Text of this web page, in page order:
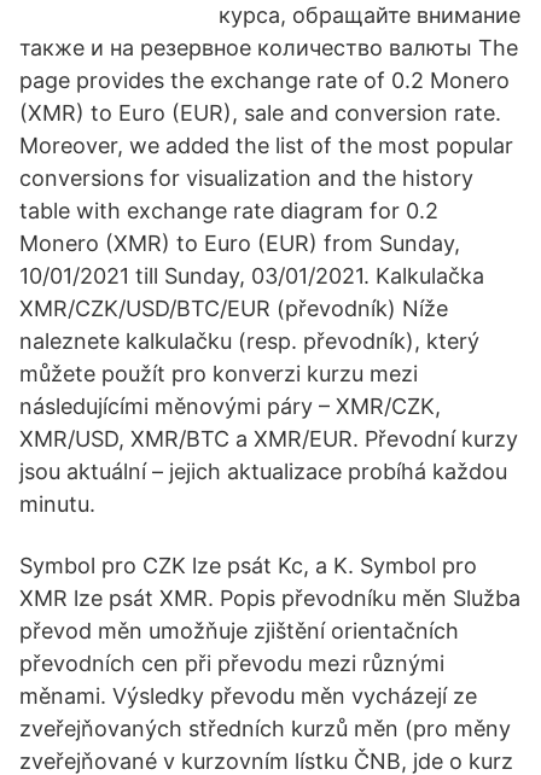
курса, обращайте внимание
также и на резервное количество валюты The
page provides the exchange rate of 0.2 Monero
(XMR) to Euro (EUR), sale and conversion rate.
Moreover, we added the list of the most popular
conversions for visualization and the history
table with exchange rate diagram for 0.2
Monero (XMR) to Euro (EUR) from Sunday,
10/01/2021 till Sunday, 03/01/2021. Kalkulačka
XMR/CZK/USD/BTC/EUR (převodník) Níže
naleznete kalkulačku (resp. převodník), který
můžete použít pro konverzi kurzu mezi
následujícími měnovými páry – XMR/CZK,
XMR/USD, XMR/BTC a XMR/EUR. Převodní kurzy
jsou aktuální – jejich aktualizace probíhá každou
minutu.
Symbol pro CZK lze psát Kc, a K. Symbol pro
XMR lze psát XMR. Popis převodníku měn Služba
převod měn umožňuje zjištění orientačních
převodních cen při převodu mezi různými
měnami. Výsledky převodu měn vycházejí ze
zveřejňovaných středních kurzů měn (pro měny
zveřejňované v kurzovním lístku ČNB, jde o kurz